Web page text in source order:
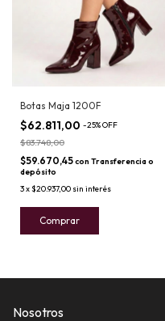
Botas Maja 1200F
$62.811,00 -25%OFF
$83.748,00
$59.670,45con Transferencia o
depósito
3x$20.937,00 sin interés
Comprar
Nosotros